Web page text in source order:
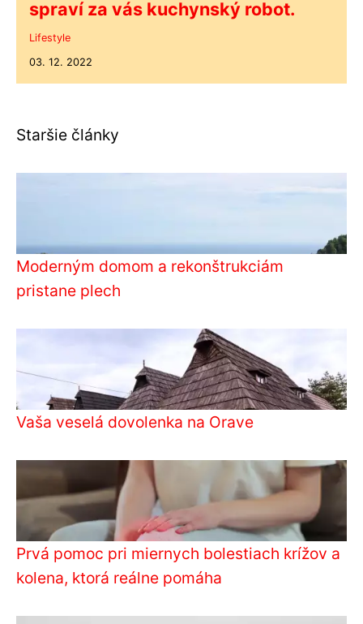
spraví za vás kuchynský robot.
Lifestyle
03. 12. 2022
Staršie články
Moderným domom a rekonštrukciám
pristane plech
Vaša veselá dovolenka na Orave
Prvá pomoc pri miernych bolestiach krížov a
kolena, ktorá reálne pomáha